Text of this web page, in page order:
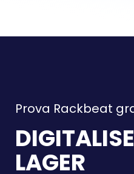
Prova Rackbeat
LAGER